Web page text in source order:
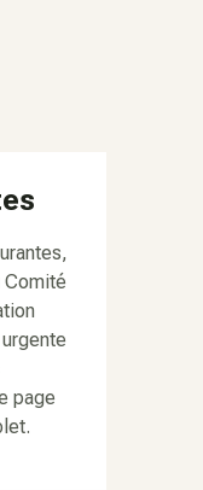
Comité
page